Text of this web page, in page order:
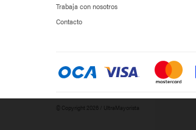
Trabaja con nosotros
Contacto
© Copyright 2026 / UltraMayorista